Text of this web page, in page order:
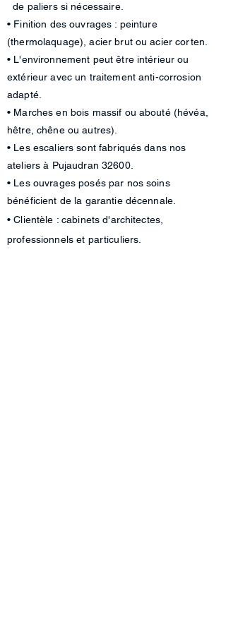
de paliers si nécessaire.
• Finition des ouvrages : peinture
(thermolaquage), acier brut ou acier corten.
• L'environnement peut être intérieur ou
extérieur avec un traitement anti-corrosion
adapté.
• Marches en bois massif ou abouté (hévéa,
hêtre, chêne ou autres).
• Les escaliers sont fabriqués dans nos
ateliers à Pujaudran 32600.
• Les ouvrages posés par nos soins
bénéficient de la garantie décennale.
• Clientèle : cabinets d'architectes,
professionnels et particuliers.